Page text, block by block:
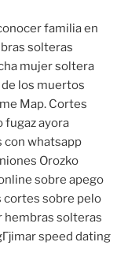
familia en
solteras
mujer soltera
los muertos
Map. Cortes
fugaz ayora
con whatsapp
Orozko
sobre apego
cortes sobre pelo
hembras solteras
speed dating